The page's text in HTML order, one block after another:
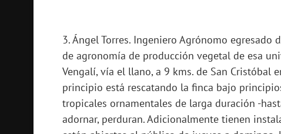
3. Ángel Torres. Ingeniero Agrónomo
de agronomía de producción vegetal de esa
Vengalí, vía el llano, a 9 kms. de San Cristóbal
principio está rescatando la finca bajo
tropicales ornamentales de larga duración -
adornar, perduran. Adicionalmente tienen